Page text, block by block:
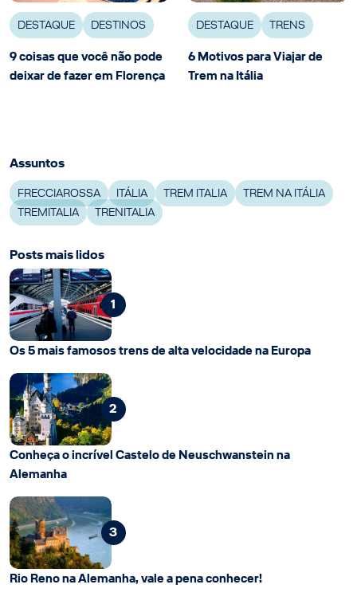
DESTAQUE DESTINOS
9 coisas que você não pode
deixar de fazer em Florença
DESTAQUE TRENS
6 Motivos para Viajar de
Trem na Itália
Assuntos
FRECCIAROSSA ITÁLIA TREM ITALIA
TREM NA ITÁLIA
TREMITALIA
TRENITALIA
Posts mais lidos
1
Os 5 mais famosos trens de alta velocidade na Europa
2
Conheça o incrível Castelo de Neuschwanstein na
Alemanha
3
Rio Reno na Alemanha, vale a pena conhecer!